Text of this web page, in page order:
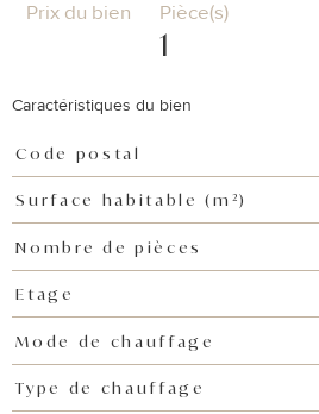
Prix du bien Pièce(s)
1
Caractéristiques du bien
Caractéristiques Valeurs
Code postal
Surface habitable (m²)
Nombre de pièces
Etage
Mode de chauffage
Type de chauffage